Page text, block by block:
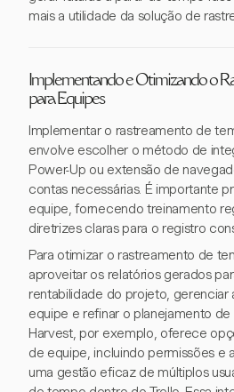
mais a utilidade da solução de
Implementando e Otimizando o
para Equipes
Implementar o rastreamento de
envolve escolher o método de
Power-Up ou extensão de
contas necessárias. É importante
equipe, fornecendo treinamento
diretrizes claras para o registro
Para otimizar o rastreamento de
aproveitar os relatórios gerados
rentabilidade do projeto, gerenciar
equipe e refinar o planejamento
Harvest, por exemplo, oferece
de equipe, incluindo permissões e
uma gestão eficaz de múltiplos